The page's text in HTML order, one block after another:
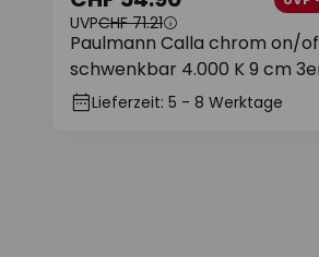
Paulmann Calla chrom on/
schwenkbar 4.000 K 9 cm
Set
UVPCHF 71.21
Lieferzeit: 5 - 8 Werktage